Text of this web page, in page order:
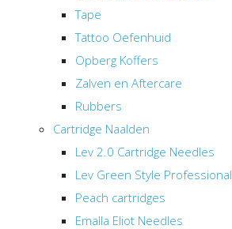
Tape
Tattoo Oefenhuid
Opberg Koffers
Zalven en Aftercare
Rubbers
Cartridge Naalden
Lev 2.0 Cartridge Needles
Lev Green Style Professional
Peach cartridges
Emalla Eliot Needles